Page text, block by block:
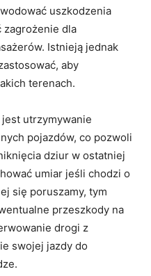
uszkodzenia
zagrożenie dla
Istnieją jednak
aby
terenach.
utrzymywanie
pojazdów, co pozwoli
⁢dziur⁤ w ostatniej
umiar‍ jeśli chodzi ​o
‍się poruszamy, tym
⁢przeszkody na
drogi z
swojej jazdy do